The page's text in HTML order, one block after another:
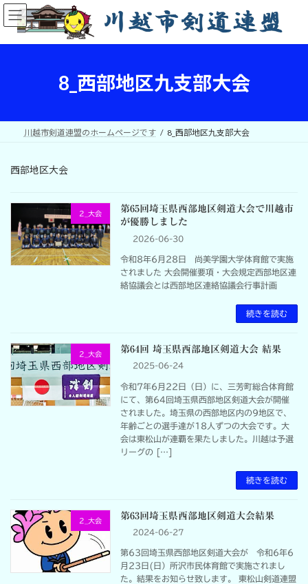
コ
ン
ン
ナ
ビ
ー
8_西部地区九支部大会
川越市剣道連盟のホームページです 8_西部地区九支部大会
西部地区大会
2_大会
第65回埼玉県西部地区剣道大会で川越市
が優勝しました
2026-06-30
令和8年6月28日 尚美学園大学体育館で実施
されました 大会開催要項・大会規定西部地区連
絡協議会とは西部地区連絡協議会行事計画
続きを読む
2_大会 第64回 埼玉県西部地区剣道大会 結果
2025-06-24
令和7年6月22日（日）に、三芳町総合体育館
にて、第64回埼玉県西部地区剣道大会が開催
されました。埼玉県の西部地区内の9地区で、
年齢ごとの選手達が18人ずつの大会です。大
会は東松山が連覇を果たしました。川越は予選
リーグの […]
続きを読む
2_大会 第63回埼玉県西部地区剣道大会結果
2024-06-27
第63回埼玉県西部地区剣道大会が 令和6年6
月23日(日）所沢市民体育館で実施されまし
た。結果をお知らせ致します。 東松山剣道連盟